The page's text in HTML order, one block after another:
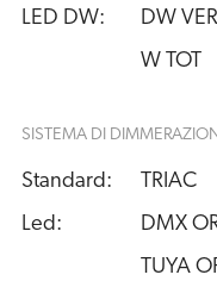
LED DW:
DW
W TOT
SISTEMA DI
Standard:
TRIAC
Led:
DMX
TUYA